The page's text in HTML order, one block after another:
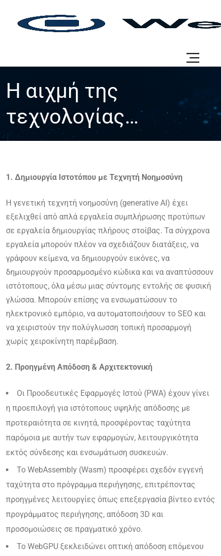
Η αιχμή της
τεχνολογίας
δημιουργίας
ιστοσελίδων το 2025
1. Δημιουργία Ιστοτόπου με Τεχνητή Νοημοσύνη
Η γενετική τεχνητή νοημοσύνη (generative AI) έχει
εξελιχθεί από απλά εργαλεία συμπλήρωσης προτύπων
σε εργαλεία δημιουργίας πλήρους στοίβας. Τα σύγχρονα
εργαλεία μπορούν πλέον να σχεδιάζουν διατάξεις, να
γράφουν κείμενα, να δημιουργούν εικόνες, να
δημιουργούν προσαρμοσμένο κώδικα και να αναπτύσσουν
ιστότοπους, όλα μέσω μιας σύντομης εντολής σε φυσική
γλώσσα. Μπορούν επίσης να ενσωματώσουν το
ηλεκτρονικό εμπόριο, να αυτοματοποιήσουν το SEO και
να χειριστούν την πολύγλωσση τοπική προσαρμογή
χωρίς χειροκίνητη παρέμβαση.
2. Προηγμένη Απόδοση & Αρχιτεκτονική
Οι Προοδευτικές Εφαρμογές Ιστού (PWA) έχουν γίνει
η προεπιλογή για ιστότοπους υψηλής απόδοσης με
προτεραιότητα σε κινητά, προσφέροντας ταχύτητα
παρόμοια με αυτήν των εφαρμογών, λειτουργικότητα
εκτός σύνδεσης και ενσωμάτωση συσκευών.
Το WebAssembly (Wasm) προσφέρει σχεδόν εγγενή
ταχύτητα στο πρόγραμμα περιήγησης, επιτρέποντας
προηγμένες λειτουργίες όπως επεξεργασία βίντεο εντός
προγράμματος περιήγησης, απόδοση 3D και
προσομοιώσεις σε πραγματικό χρόνο.
Το WebGPU ξεκλειδώνει οπτική απόδοση επόμενου